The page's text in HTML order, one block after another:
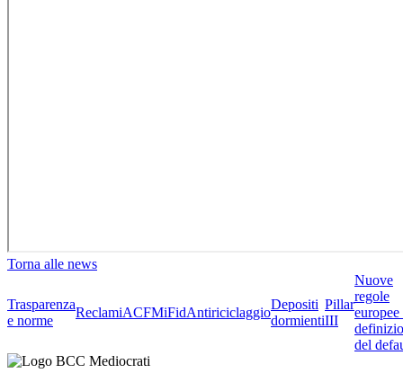
Torna alle news
Trasparenza
e norme
ReclamiACFMiFidAntiriciclaggio
Depositi
dormienti
Pillar
III
Nuove
regole
del